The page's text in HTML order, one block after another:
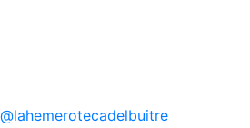
@lahemerotecadelbuitre